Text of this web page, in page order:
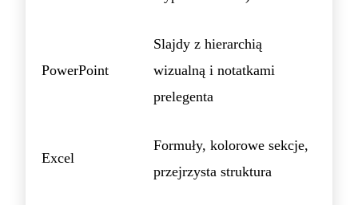
PowerPoint
Slajdy z hierarchią
wizualną i notatkami
prelegenta
Excel
Formuły, kolorowe sekcje,
przejrzysta struktura